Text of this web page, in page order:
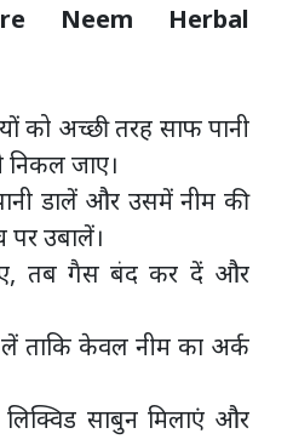
Neem Herbal
को अच्छी तरह साफ पानी
निकल जाए।
डालें और उसमें नीम की
पर उबालें।
तब गैस बंद कर दें और
ताकि केवल नीम का अर्क
साबुन मिलाएं और